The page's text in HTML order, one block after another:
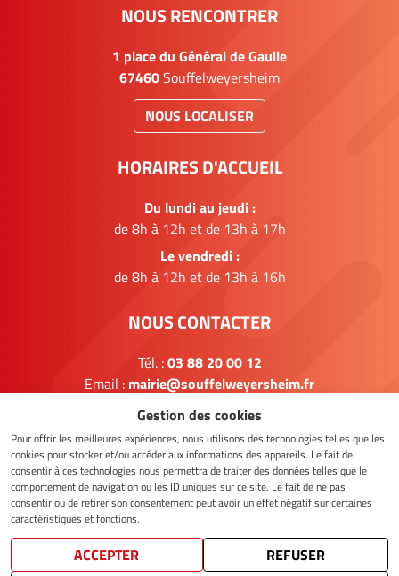
Gestion des cookies
Pour offrir les meilleures expériences, nous utilisons des technologies telles que les
cookies pour stocker et/ou accéder aux informations des appareils. Le fait de
consentir à ces technologies nous permettra de traiter des données telles que le
comportement de navigation ou les ID uniques sur ce site. Le fait de ne pas
consentir ou de retirer son consentement peut avoir un effet négatif sur certaines
caractéristiques et fonctions.
ACCEPTER REFUSER
NOUS RENCONTRER
1 place du Général de Gaulle
67460Souffelweyersheim
NOUS LOCALISER
HORAIRES D'ACCUEIL
Du lundi au jeudi :
de 8h à 12h et de 13h à 17h
Le vendredi :
de 8h à 12h et de 13h à 16h
NOUS CONTACTER
Tél. :03 88 20 00 12
Email : mairie@souffelweyersheim.fr
FORMULAIRE DE CONTACT
NOUS SUIVRE